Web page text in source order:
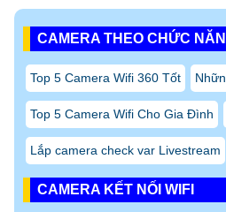
CAMERA THEO CHỨC
Top 5 Camera Wifi 360 Tốt
Top 5 Camera Wifi Cho Gia Đình
Lắp camera check var Livestream
CAMERA KẾT NỐI WIFI